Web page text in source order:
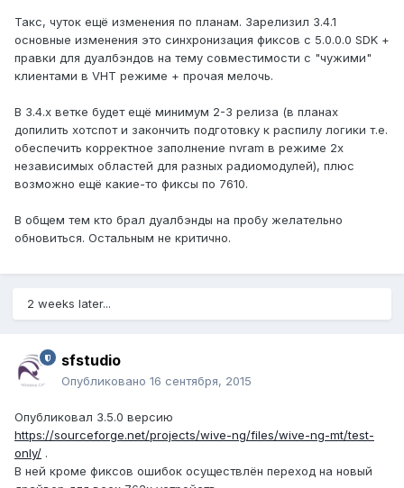
Такс, чуток ещё изменения по планам. Зарелизил 3.4.1
основные изменения это синхронизация фиксов с 5.0.0.0 SDK +
правки для дуалбэндов на тему совместимости с "чужими"
клиентами в VHT режиме + прочая мелочь.
В 3.4.х ветке будет ещё минимум 2-3 релиза (в планах
допилить хотспот и закончить подготовку к распилу логики т.е.
обеспечить корректное заполнение nvram в режиме 2х
независимых областей для разных радиомодулей), плюс
возможно ещё какие-то фиксы по 7610.
В общем тем кто брал дуалбэнды на пробу желательно
обновиться. Остальным не критично.
2 weeks later...
sfstudio
Опубликовано 16 сентября, 2015
Опубликовал 3.5.0 версию
https://sourceforge.net/projects/wive-ng/files/wive-ng-mt/test-
only/ .
В ней кроме фиксов ошибок осуществлён переход на новый